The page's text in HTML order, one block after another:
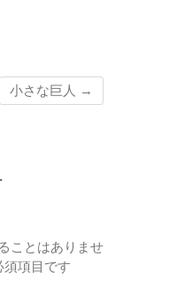
小さな巨人 →
ことはありませ
須項目です